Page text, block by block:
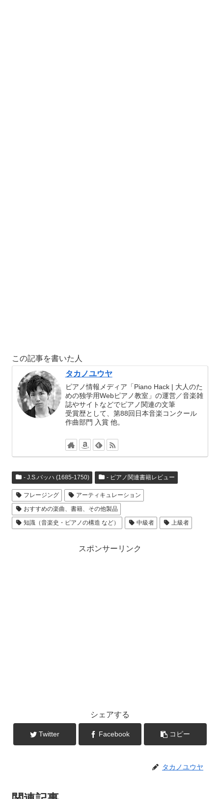
この記事を書いた人
タカノユウヤ
ピアノ情報メディア「Piano Hack | 大人のた
めの独学用Webピアノ教室」の運営／音楽雑
誌やサイトなどでピアノ関連の文筆
受賞歴として、第88回日本音楽コンクール
作曲部門 入賞 他。
- J.S.バッハ (1685-1750) - ピアノ関連書籍レビュー
フレージング
アーティキュレーション
おすすめの楽曲、書籍、その他製品
知識（音楽史・ピアノの構造 など）
中級者 上級者
スポンサーリンク
シェアする
Twitter Facebook コピー
タカノユウヤ